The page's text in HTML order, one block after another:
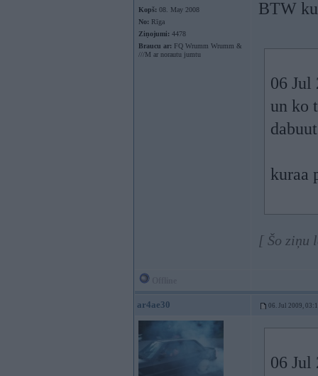
Kopš: 08. May 2008
No: Rīga
Ziņojumi: 4478
Braucu ar: FQ Wrumm Wrumm &
///M ar norautu jumtu
BTW
06 Jul
un ko
kuraa
[ Šo ziņu
ar4ae30 06. Jul 2009,
06 Jul